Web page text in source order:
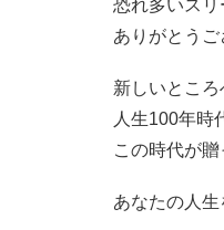
恐れ多いスリ
ありがとうご
新しいとこ
人生100年時
この時代が
あなたの人